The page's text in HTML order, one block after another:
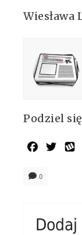
Podziel
0